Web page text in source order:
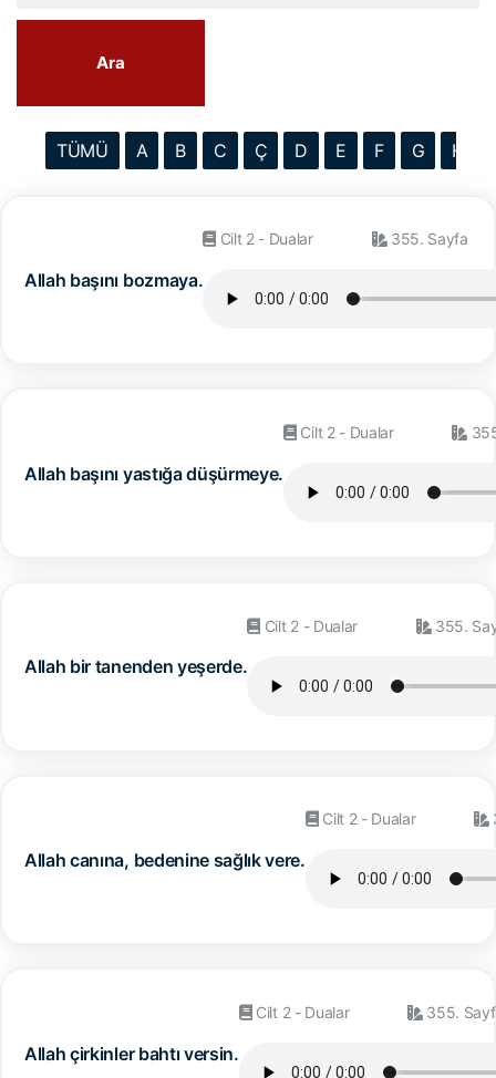
Ara
TÜMÜ A B C Ç D E F G H
Allah başını bozmaya.
Cilt 2 - Dualar 355. Sayfa
Allah başını yastığa düşürmeye.
Cilt 2 - Dualar
Allah bir tanenden yeşerde.
Cilt 2 - Dualar 355.
Allah canına, bedenine sağlık vere.
Cilt 2 - Dualar
Allah çirkinler bahtı versin.
Cilt 2 - Dualar 355.